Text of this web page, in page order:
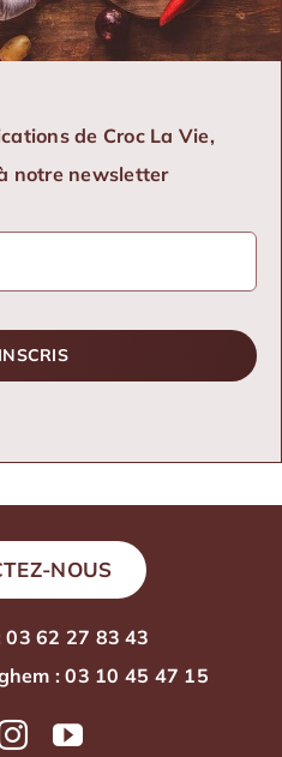
de Croc La Vie,
notre newsletter
NOUS
03 62 27 83 43
: 03 10 45 47 15